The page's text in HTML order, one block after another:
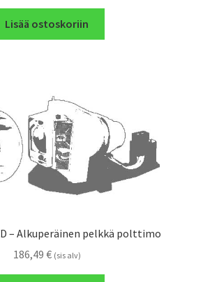
Lisää ostoskoriin
– Alkuperäinen pelkkä polttimo
186,49 € (sis alv)